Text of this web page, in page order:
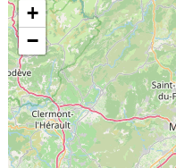
+
−